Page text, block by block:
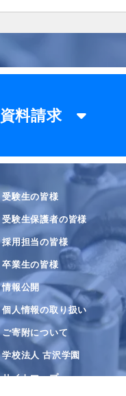
資料請求
受験生の皆様
受験生保護者の皆様
採用担当の皆様
卒業生の皆様
情報公開
個人情報の取り扱い
ご寄附について
学校法人 古沢学園
サイトマップ